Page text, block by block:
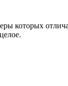
которых